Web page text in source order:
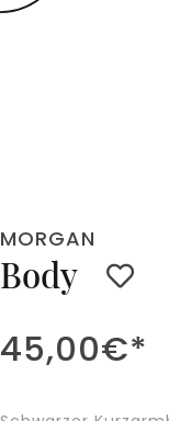
MORGAN
Body
45,00€*